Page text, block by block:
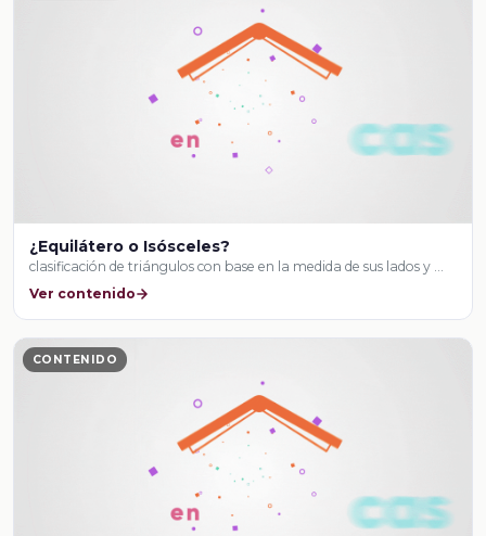
¿Equilátero o Isósceles?
clasificación de triángulos con base en la medida de sus lados y …
Ver contenido
CONTENIDO